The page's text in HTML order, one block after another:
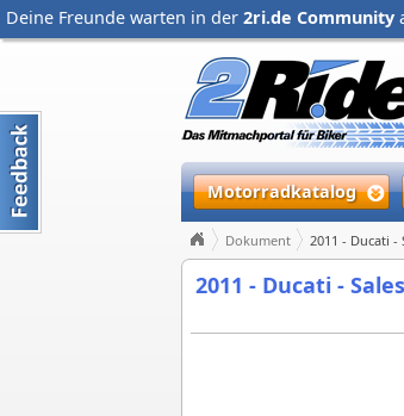
Deine Freunde warten in der 2ri.de Community
Motorradkatalog
Dokument 2011 - Ducati -
2011 - Ducati -